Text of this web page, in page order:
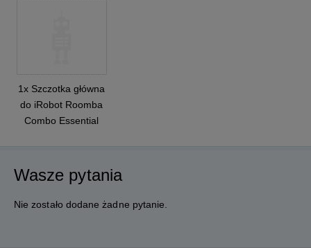
1x Szczotka główna
do iRobot Roomba
Combo Essential
Wasze pytania
Nie zostało dodane żadne pytanie.